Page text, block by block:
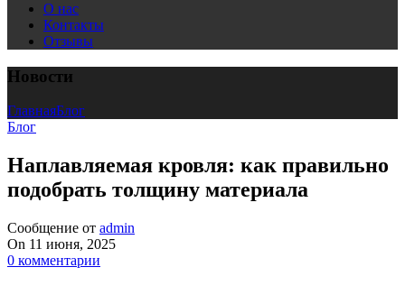
О нас
Контакты
Отзывы
Новости
ГлавнаяБлог
Блог
Наплавляемая кровля: как правильно
подобрать толщину материала
Сообщение от admin
On 11 июня, 2025
0 комментарии